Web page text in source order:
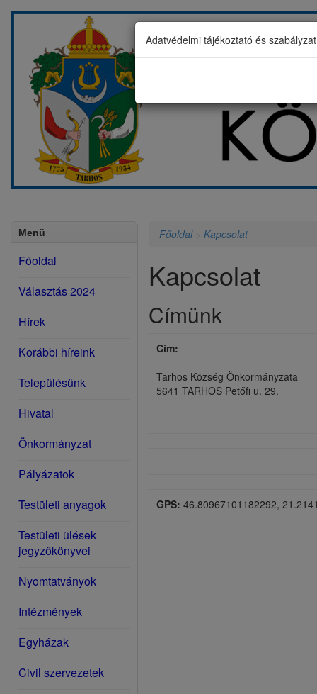
Menü
Főoldal
Választás 2024
Hírek
Korábbi híreink
Településünk
Hivatal
Önkormányzat
Pályázatok
Testületi anyagok
Testületi ülések
jegyzőkönyvei
Nyomtatványok
Intézmények
Egyházak
Civil szervezetek
Főoldal> Kapcsolat
Kapcsolat
Címünk
Cím:
Tarhos Község Önkormányzata
5641 TARHOS Petőfi u. 29.
GPS: 46.80967101182292,
Adatvédelmi tájékoztató és